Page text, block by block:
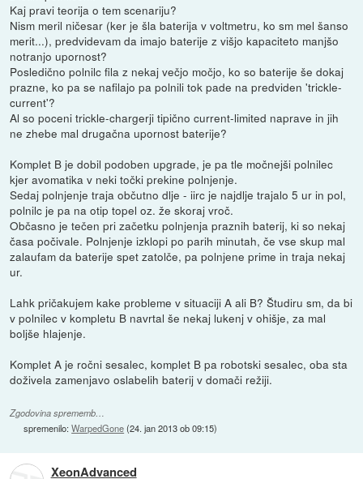
Kaj pravi teorija o tem scenariju?
Nism meril ničesar (ker je šla baterija v voltmetru, ko sm mel šanso
merit...), predvidevam da imajo baterije z višjo kapaciteto manjšo
notranjo upornost?
Posledično polnilc fila z nekaj večjo močjo, ko so baterije še dokaj
prazne, ko pa se nafilajo pa polnili tok pade na predviden 'trickle-
current'?
Al so poceni trickle-chargerji tipično current-limited naprave in jih
ne zhebe mal drugačna upornost baterije?
Komplet B je dobil podoben upgrade, je pa tle močnejši polnilec
kjer avomatika v neki točki prekine polnjenje.
Sedaj polnjenje traja občutno dlje - iirc je najdlje trajalo 5 ur in pol,
polnilc je pa na otip topel oz. že skoraj vroč.
Občasno je tečen pri začetku polnjenja praznih baterij, ki so nekaj
časa počivale. Polnjenje izklopi po parih minutah, če vse skup mal
zalaufam da baterije spet zatolče, pa polnjene prime in traja nekaj
ur.
Lahk pričakujem kake probleme v situaciji A ali B? Študiru sm, da bi
v polnilec v kompletu B navrtal še nekaj lukenj v ohišje, za mal
boljše hlajenje.
Komplet A je ročni sesalec, komplet B pa robotski sesalec, oba sta
doživela zamenjavo oslabelih baterij v domači režiji.
Zgodovina sprememb…
spremenilo:WarpedGone(24. jan 2013 ob 09:15)
XeonAdvanced